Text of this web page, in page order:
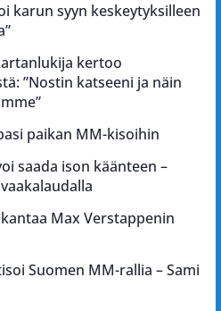
karun syyn keskeytyksilleen
kertoo
”Nostin katseeni ja näin
paikan MM-kisoihin
saada ison käänteen –
Max Verstappenin
Suomen MM-rallia – Sami